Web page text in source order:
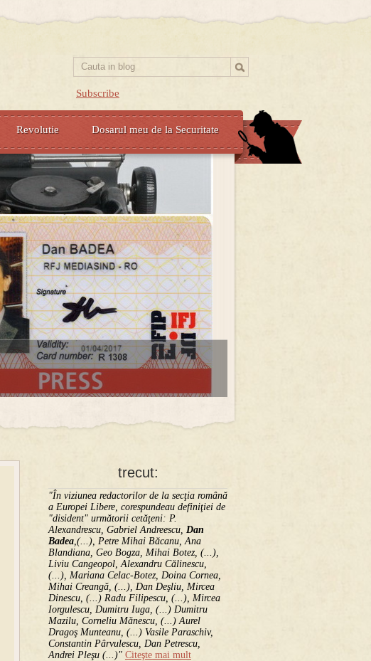
Subscribe
Revolutie Dosarul meu de la Securitate
trecut:
"În viziunea redactorilor de la secţia română
a Europei Libere, corespundeau definiţiei de
"disident" următorii ce­tă­ţeni: P.
Alexandrescu, Gabriel Andreescu, Dan
Badea,(...), Petre Mihai Băcanu, Ana
Blandiana, Geo Bogza, Mihai Botez, (...),
Liviu Cangeopol, Alexandru Călinescu,
(...), Mariana Celac-Botez, Doina Cornea,
Mihai Creangă, (...), Dan Deşliu, Mircea
Dinescu, (...) Radu Filipescu, (...), Mircea
Iorgulescu, Dumitru Iuga, (...) Dumitru
Mazilu, Corneliu Mănescu, (...) Aurel
Dragoş Munteanu, (...) Vasile Paraschiv,
Constantin Pârvulescu, Dan Petrescu,
Andrei Pleşu (...)" Citeşte mai mult